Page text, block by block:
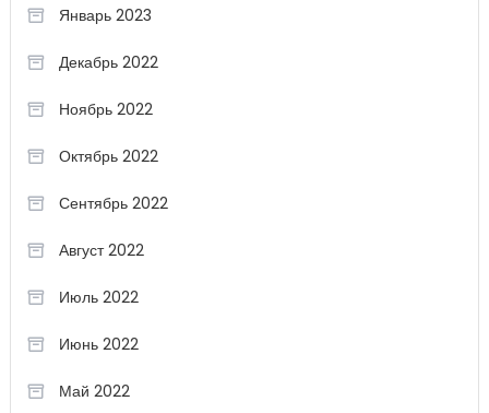
Январь 2023
Декабрь 2022
Ноябрь 2022
Октябрь 2022
Сентябрь 2022
Август 2022
Июль 2022
Июнь 2022
Май 2022